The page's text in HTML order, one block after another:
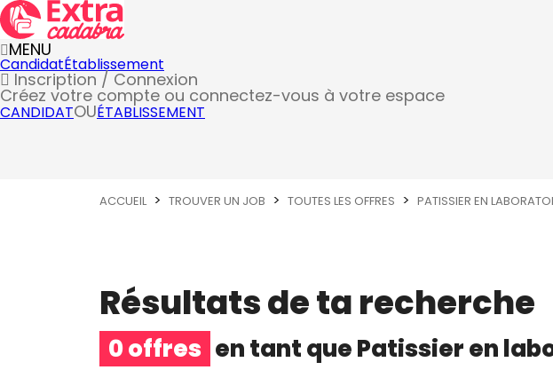
MENU
CandidatÉtablissement
Inscription / Connexion
Créez votre compte ou connectez-vous à votre espace
CANDIDATOUÉTABLISSEMENT
ACCUEIL TROUVER UN JOB TOUTES LES OFFRES PATISSIER EN
Résultats de ta recherche
0 offres en tant quePatissier en